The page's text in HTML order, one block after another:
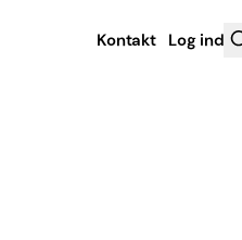
Kontakt Log ind